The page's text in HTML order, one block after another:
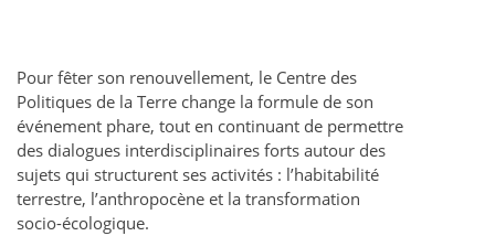
Pour fêter son renouvellement, le Centre des
Politiques de la Terre change la formule de son
événement phare, tout en continuant de permettre
des dialogues interdisciplinaires forts autour des
sujets qui structurent ses activités : l’habitabilité
terrestre, l’anthropocène et la transformation
socio-écologique.